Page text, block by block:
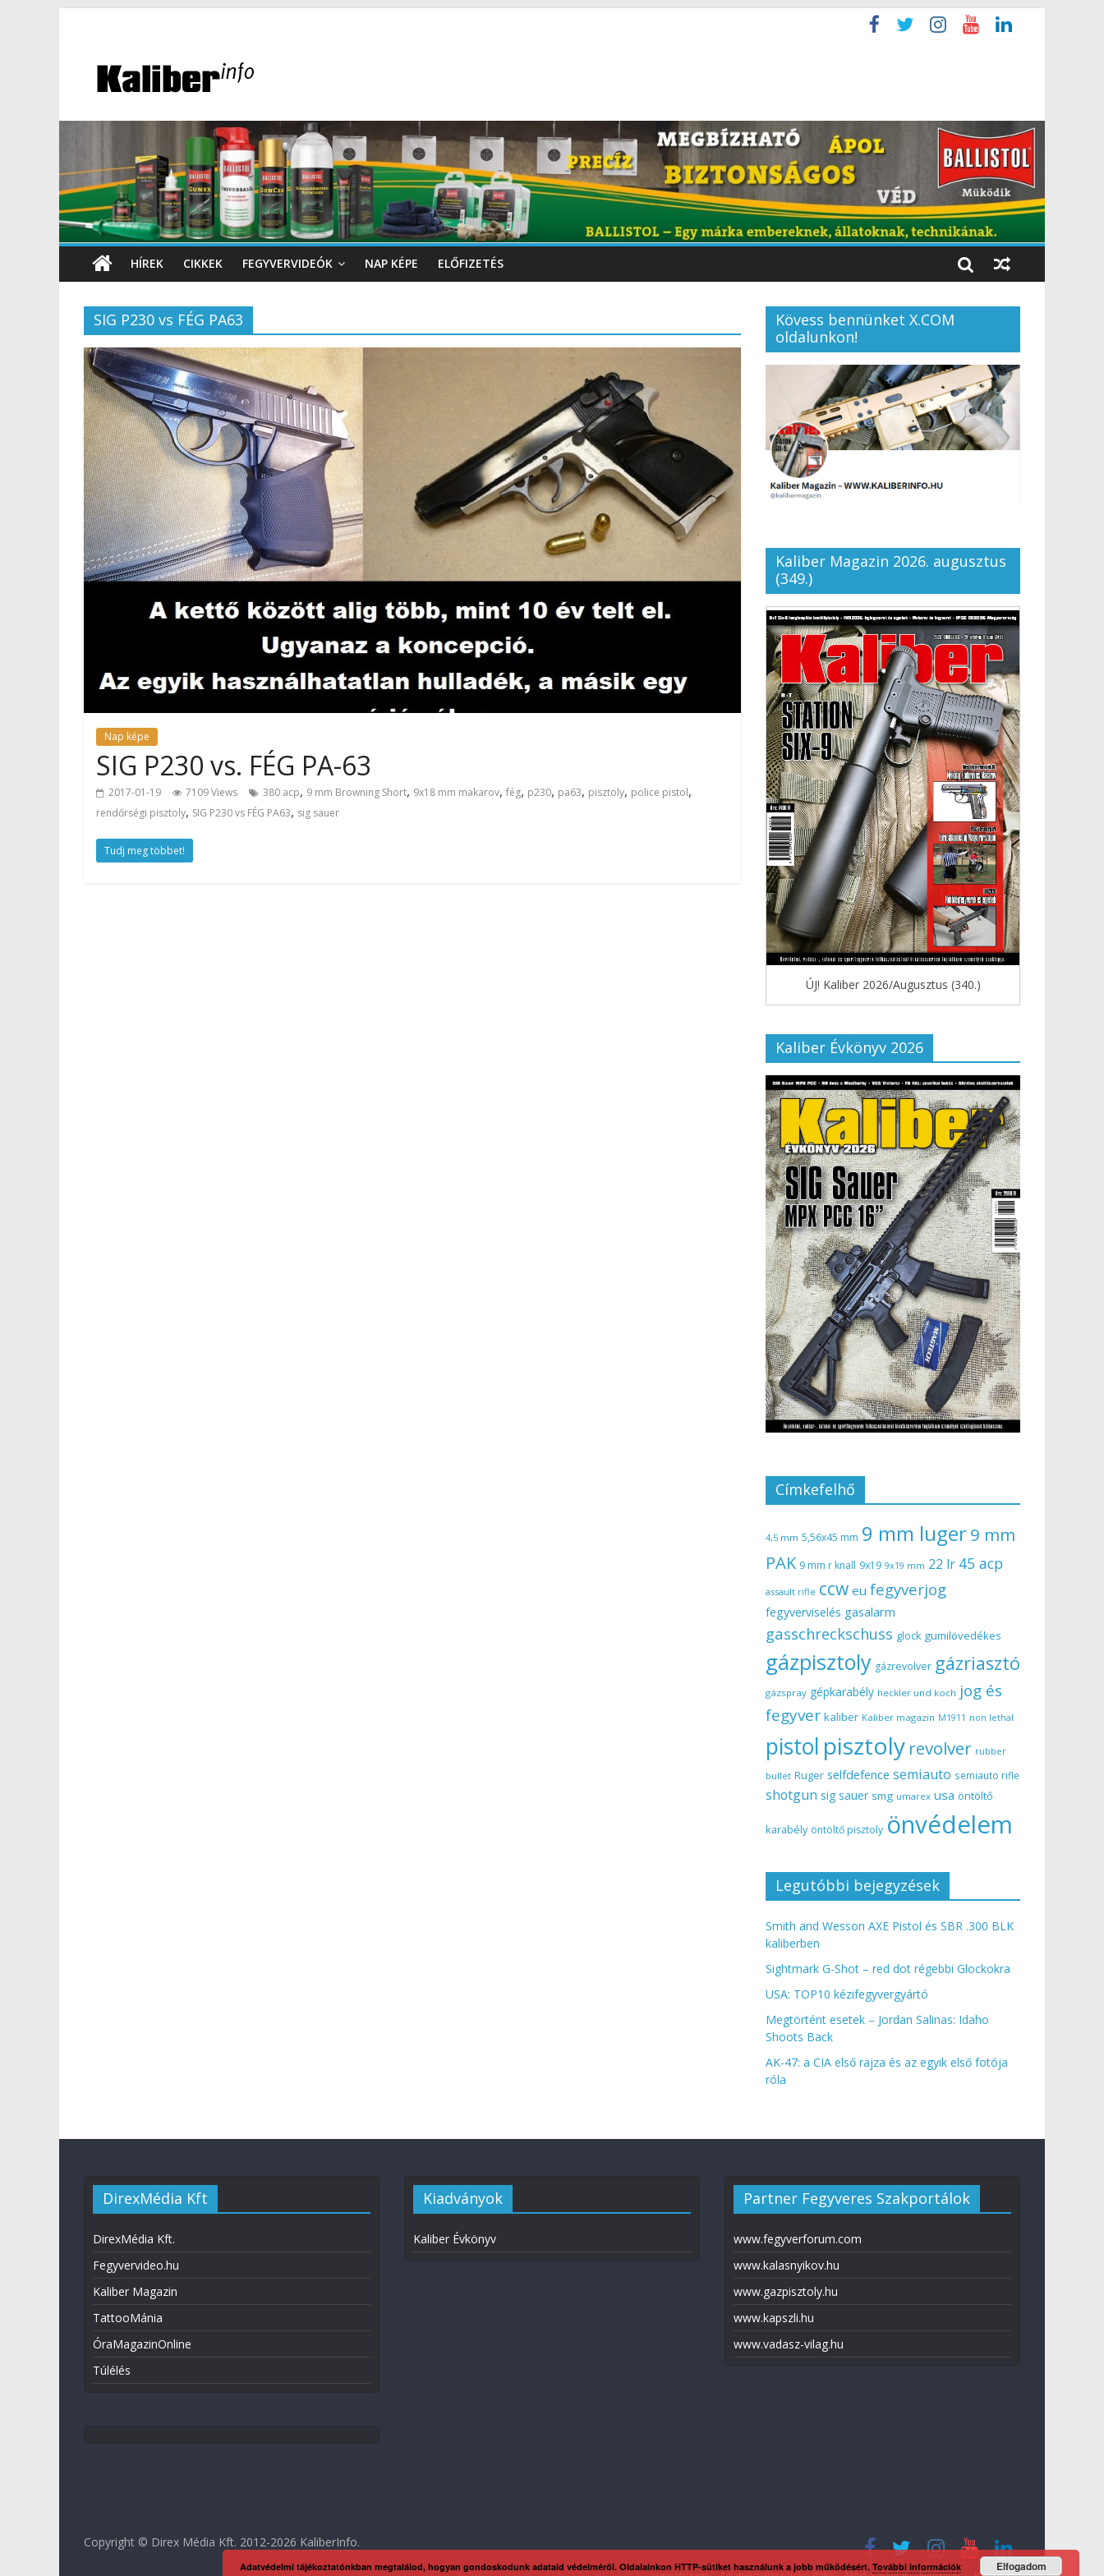
HÍREK CIKKEK FEGYVERVIDEÓK NAP KÉPE ELŐFIZETÉS
SIG P230 vs FÉG PA63
Nap képe
SIG P230 vs. FÉG PA-63
2017-01-19 7109 Views 380 acp, 9 mm Browning Short, 9x18 mm makarov, fég, p230, pa63, pisztoly, police pistol,
rendőrségi pisztoly, SIG P230 vs FÉG PA63, sig sauer
Tudj meg többet!
Kövess bennünket X.COM
oldalunkon!
Kaliber Magazin 2026. augusztus
(349.)
ÚJ! Kaliber 2026/Augusztus (340.)
Kaliber Évkönyv 2026
Címkefelhő
4,5 mm 5,56x45 mm 9 mm luger9 mm
PAK 9 mm r knall 9x19 9x19 mm 22 lr 45 acp
assault rifle ccw eu fegyverjog
fegyverviselés gasalarm
gasschreckschuss glock gumilövedékes
gázpisztoly gázrevolver gázriasztó
gázspray gépkarabély heckler und koch jog és
fegyver kaliber Kaliber magazin M1911 non lethal
pistol pisztoly revolver rubber
bullet Ruger selfdefence semiauto semiauto rifle
shotgun sig sauer smg umarex usa öntöltő
karabély öntöltő pisztoly önvédelem
Legutóbbi bejegyzések
Smith and Wesson AXE Pistol és SBR .300 BLK
kaliberben
Sightmark G-Shot – red dot régebbi Glockokra
USA: TOP10 kézifegyvergyártó
Megtörtént esetek – Jordan Salinas: Idaho
Shoots Back
AK-47: a CIA első rajza és az egyik első fotója
róla
DirexMédia Kft
DirexMédia Kft.
Fegyvervideo.hu
Kaliber Magazin
TattooMánia
ÓraMagazinOnline
Túlélés
Kiadványok
Kaliber Évkönyv
Partner Fegyveres Szakportálok
www.fegyverforum.com
www.kalasnyikov.hu
www.gazpisztoly.hu
www.kapszli.hu
www.vadasz-vilag.hu
Copyright © Direx Média Kft. 2012-2026 KaliberInfo.
Adatvédelmi tájékoztatónkban megtalálod, hogyan gondoskodunk adataid védelméről. Oldalainkon HTTP-sütiket használunk a jobb működésért. További információk Elfogadom